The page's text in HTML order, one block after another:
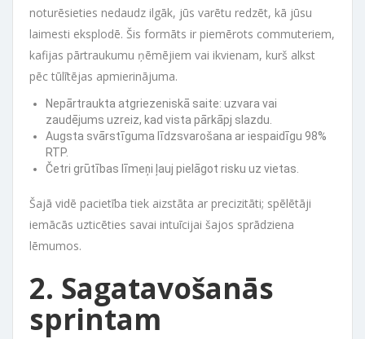
noturēsieties nedaudz ilgāk, jūs varētu redzēt, kā jūsu
laimesti eksplodē. Šis formāts ir piemērots commuteriem,
kafijas pārtraukumu ņēmējiem vai ikvienam, kurš alkst
pēc tūlītējas apmierinājuma.
Nepārtraukta atgriezeniskā saite: uzvara vai
zaudējums uzreiz, kad vista pārkāpj slazdu.
Augsta svārstīguma līdzsvarošana ar iespaidīgu 98%
RTP.
Četri grūtības līmeņi ļauj pielāgot risku uz vietas.
Šajā vidē pacietība tiek aizstāta ar precizitāti; spēlētāji
iemācās uzticēties savai intuīcijai šajos sprādziena
lēmumos.
2. Sagatavošanās
sprintam